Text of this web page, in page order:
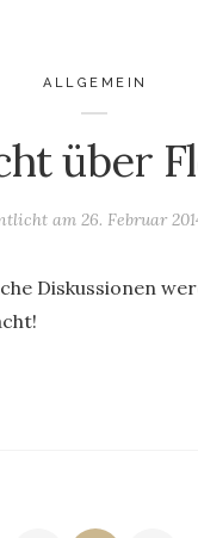
ALLGEMEIN
über
am26. Februar
Diskussionen